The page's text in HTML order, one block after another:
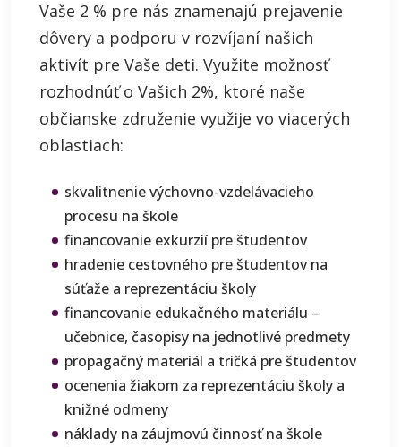
Vaše 2 % pre nás znamenajú prejavenie
dôvery a podporu v rozvíjaní našich
aktivít pre Vaše deti. Využite možnosť
rozhodnúť o Vašich 2%, ktoré naše
občianske združenie využije vo viacerých
oblastiach:
skvalitnenie výchovno-vzdelávacieho
procesu na škole
financovanie exkurzií pre študentov
hradenie cestovného pre študentov na
súťaže a reprezentáciu školy
financovanie edukačného materiálu –
učebnice, časopisy na jednotlivé predmety
propagačný materiál a tričká pre študentov
ocenenia žiakom za reprezentáciu školy a
knižné odmeny
náklady na záujmovú činnosť na škole